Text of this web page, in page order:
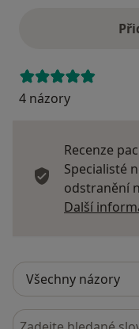
4 názory
Recenze
Specialisté
odstranění
Další
Hledejte v názorech